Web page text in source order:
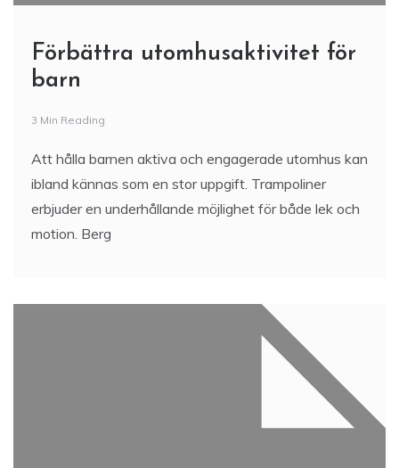
Förbättra utomhusaktivitet för
barn
3 Min Reading
Att hålla barnen aktiva och engagerade utomhus kan
ibland kännas som en stor uppgift. Trampoliner
erbjuder en underhållande möjlighet för både lek och
motion. Berg